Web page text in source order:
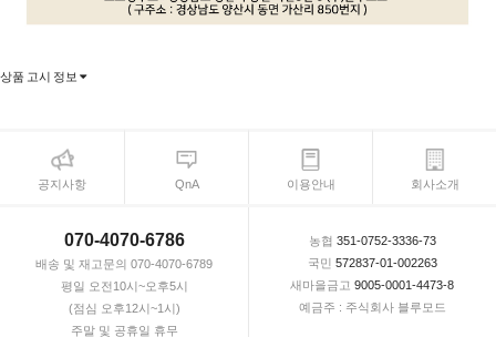
상품 고시 정보
공지사항 QnA 이용안내 회사소개
070-4070-6786
배송 및 재고문의 070-4070-6789
평일 오전10시~오후5시
(점심 오후12시~1시)
주말 및 공휴일 휴무
농협 351-0752-3336-73
국민 572837-01-002263
새마을금고 9005-0001-4473-8
예금주 : 주식회사 블루모드